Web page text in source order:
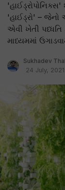
'હાઈડ્રો' –
એવી ખેતી પધ્ધતિ
માધ્યમમાં
Sukhadev
24 July, 2021